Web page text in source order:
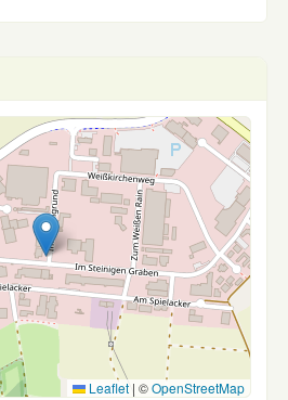
Leaflet | ©OpenStreetMap